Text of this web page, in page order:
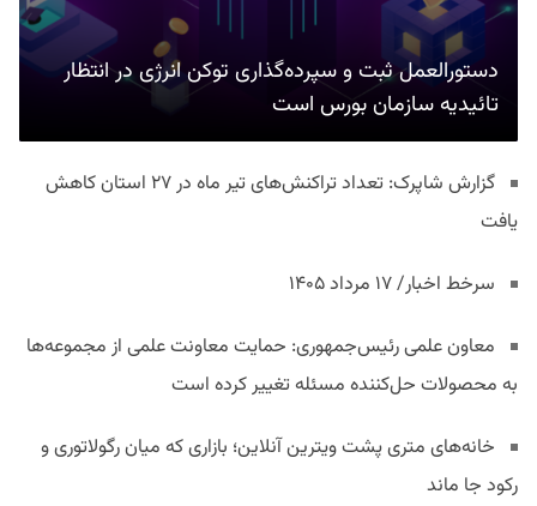
دستورالعمل ثبت و سپرده‌گذاری توکن انرژی در انتظار
تائیدیه سازمان بورس است
گزارش شاپرک: تعداد تراکنش‌های تیر ماه در ۲۷ استان‌ کاهش
یافت
سرخط اخبار/ ۱۷ مرداد ۱۴۰۵
معاون علمی رئیس‌جمهوری: حمایت معاونت علمی از مجموعه‌ها
به محصولات حل‌کننده مسئله تغییر کرده است
خانه‌های متری پشت ویترین آنلاین؛ بازاری که میان رگولاتوری و
رکود جا ماند